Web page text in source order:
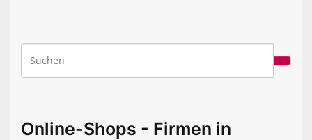
Online-Shops - Firmen in